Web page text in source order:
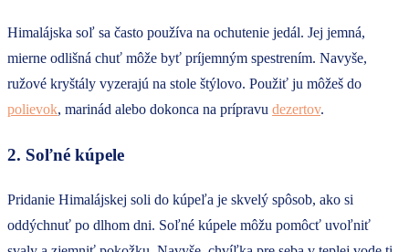
Himalájska soľ sa často používa na ochutenie jedál. Jej jemná,
mierne odlišná chuť môže byť príjemným spestrením. Navyše,
ružové kryštály vyzerajú na stole štýlovo. Použiť ju môžeš do
polievok, marinád alebo dokonca na prípravu dezertov.
2. Soľné kúpele
Pridanie Himalájskej soli do kúpeľa je skvelý spôsob, ako si
oddýchnuť po dlhom dni. Soľné kúpele môžu pomôcť uvoľniť